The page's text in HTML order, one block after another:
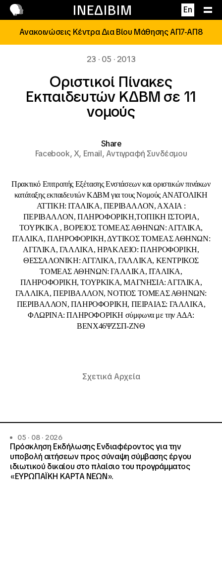
ΙΝΕΔΙΒΙΜ En
Επικοινωνία
Ανακοινώσεις Κέντρα Δια Βίου Μάθησης ΑΠ7-ΑΠ8
23 · 05 · 2013
Οριστικοί Πίνακες
Εκπαιδευτών ΚΔΒΜ σε 11
νομούς
Share
Facebook,X, Email,Αντιγραφή Συνδέσμου
Πρακτικό Επιτροπής Εξέτασης Ενστάσεων και οριστικών πινάκων
κατάταξης εκπαιδευτών ΚΔΒΜ για τους Νομούς ΑΝΑΤΟΛΙΚΗ
ΑΤΤΙΚΗ: ΙΤΑΛΙΚΑ, ΠΕΡΙΒΑΛΛΟΝ, ΑΧΑΙΑ :
ΠΕΡΙΒΑΛΛΟΝ, ΠΛΗΡΟΦΟΡΙΚΗ,ΤΟΠΙΚΗ ΙΣΤΟΡΙΑ,
ΤΟΥΡΚΙΚΑ , ΒΟΡΕΙΟΣ ΤΟΜΕΑΣ ΑΘΗΝΩΝ: ΑΓΓΛΙΚΑ,
ΙΤΑΛΙΚΑ, ΠΛΗΡΟΦΟΡΙΚΗ, ΔΥΤΙΚΟΣ ΤΟΜΕΑΣ ΑΘΗΝΩΝ:
ΑΓΓΛΙΚΑ, ΓΑΛΛΙΚΑ, ΗΡΑΚΛΕΙΟ: ΠΛΗΡΟΦΟΡΙΚΗ,
ΘΕΣΣΑΛΟΝΙΚΗ: ΑΓΓΛΙΚΑ, ΓΑΛΛΙΚΑ, ΚΕΝΤΡΙΚΟΣ
ΤΟΜΕΑΣ ΑΘΗΝΩΝ: ΓΑΛΛΙΚΑ, ΙΤΑΛΙΚΑ,
ΠΛΗΡΟΦΟΡΙΚΗ, ΤΟΥΡΚΙΚΑ, ΜΑΓΝΗΣΙΑ: ΑΓΓΛΙΚΑ,
ΓΑΛΛΙΚΑ, ΠΕΡΙΒΑΛΛΟΝ, ΝΟΤΙΟΣ ΤΟΜΕΑΣ ΑΘΗΝΩΝ:
ΠΕΡΙΒΑΛΛΟΝ, ΠΛΗΡΟΦΟΡΙΚΗ, ΠΕΙΡΑΙΑΣ: ΓΑΛΛΙΚΑ,
ΦΛΩΡΙΝΑ: ΠΛΗΡΟΦΟΡΙΚΗ σύμφωνα με την ΑΔΑ:
ΒΕΝΧ46ΨΖΣΠ-ΖΝΘ
Σχετικά Αρχεία
05 · 08 · 2026
Πρόσκληση Εκδήλωσης Ενδιαφέροντος για την
υποβολή αιτήσεων προς σύναψη σύμβασης έργου
ιδιωτικού δικαίου στο πλαίσιο του προγράμματος
«ΕΥΡΩΠΑΪΚΗ ΚΑΡΤΑ ΝΕΩΝ».